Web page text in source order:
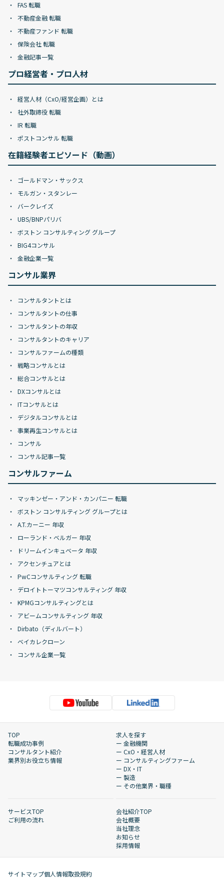
FAS 転職
不動産金融 転職
不動産ファンド 転職
保険会社 転職
金融記事一覧
プロ経営者・プロ人材
経営人材（CxO/経営企画）とは
社外取締役 転職
IR 転職
ポストコンサル 転職
在籍経験者エピソード（動画）
ゴールドマン・サックス
モルガン・スタンレー
バークレイズ
UBS/BNPパリバ
ボストン コンサルティング グループ
BIG4コンサル
金融企業一覧
コンサル業界
コンサルタントとは
コンサルタントの仕事
コンサルタントの年収
コンサルタントのキャリア
コンサルファームの種類
戦略コンサルとは
総合コンサルとは
DXコンサルとは
ITコンサルとは
デジタルコンサルとは
事業再生コンサルとは
コンサル
コンサル記事一覧
コンサルファーム
マッキンゼー・アンド・カンパニー 転職
ボストン コンサルティング グループとは
A.T.カーニー 年収
ローランド・ベルガー 年収
ドリームインキュベータ 年収
アクセンチュアとは
PwCコンサルティング 転職
デロイトトーマツコンサルティング 年収
KPMGコンサルティングとは
アビームコンサルティング 年収
Dirbato（ディルバート）
ベイカレクローン
コンサル企業一覧
TOP
転職成功事例
コンサルタント紹介
業界別お役立ち情報
求人を探す
ー 金融機関
ー CxO・経営人材
ー コンサルティングファーム
ー DX・IT
ー 製造
ー その他業界・職種
サービスTOP
ご利用の流れ
会社紹介TOP
会社概要
当社理念
お知らせ
採用情報
サイトマップ個人情報取扱規約